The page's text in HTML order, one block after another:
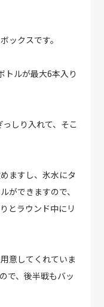
ックスです。
トルが最大6本入り
しり入れて、そこ
ますし、氷水にタ
ができますので、
とラウンド中にリ
意してくれていま
で、後半戦もバッ